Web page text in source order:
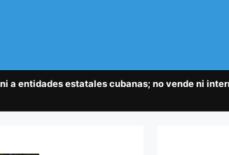
a entidades estatales cubanas; no vende ni